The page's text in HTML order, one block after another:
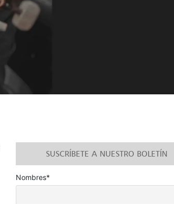
SUSCRÍBETE A NUESTRO BOLETÍN
Nombres*